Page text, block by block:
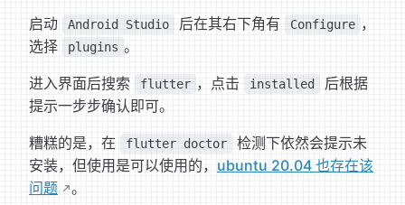
启动 Android Studio 后在其右下角有 Configure ，
选择
plugins 。
进入界面后搜索 flutter ，点击 installed
后根据
提示一步步确认即可。
糟糕的是，在 flutter doctor
检测下依然会提示未
安装，但使用是可以使用的， ubuntu 20.04 也存在该
问题
。